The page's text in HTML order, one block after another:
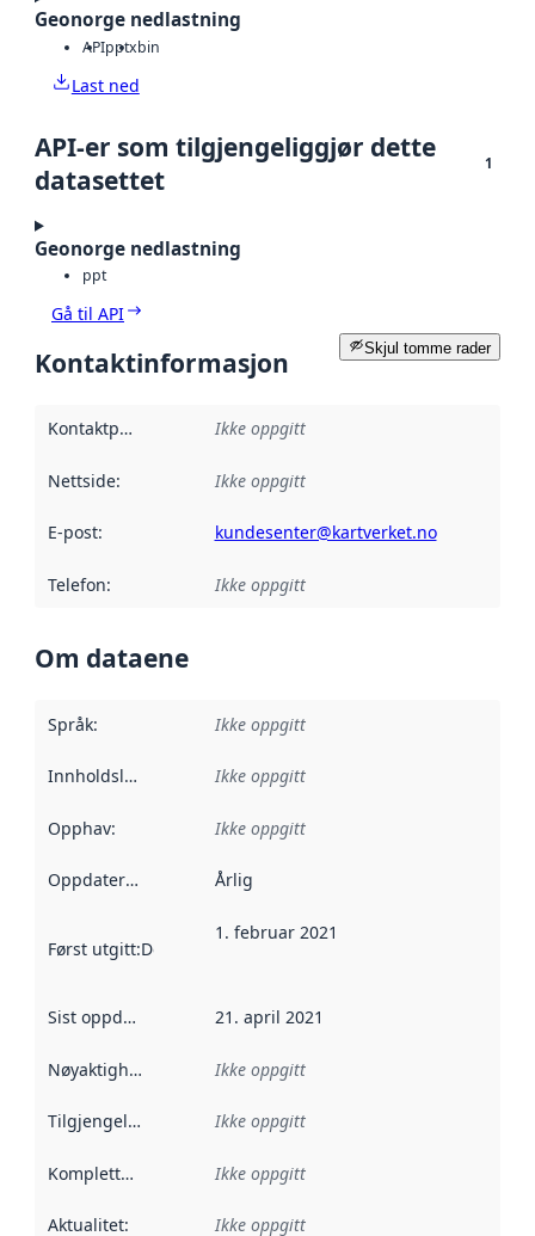
Geonorge nedlastning
APIpptxbin
Last ned
API-er som tilgjengeliggjør dette
datasettet
1
Geonorge nedlastning
ppt
Gå til API
Skjul tomme rader
Kontaktinformasjon
Kontaktpunkt Ikke oppgitt
Nettside: Ikke oppgitt
E-post: kundesenter@kartverket.no
Telefon: Ikke oppgitt
Om dataene
Språk: Ikke oppgitt
Innholdsleverandører :
Ikke oppgitt
Opphav: Ikke oppgitt
Oppdateringsfrekvens :
Årlig
Først utgitt:Denne datoen sier når dataene i dette
1. februar 2021
Sist oppdatert 21. april 2021
Nøyaktighet Ikke oppgitt
Tilgjengelighet Ikke oppgitt
Kompletthet Ikke oppgitt
Aktualitet: Ikke oppgitt